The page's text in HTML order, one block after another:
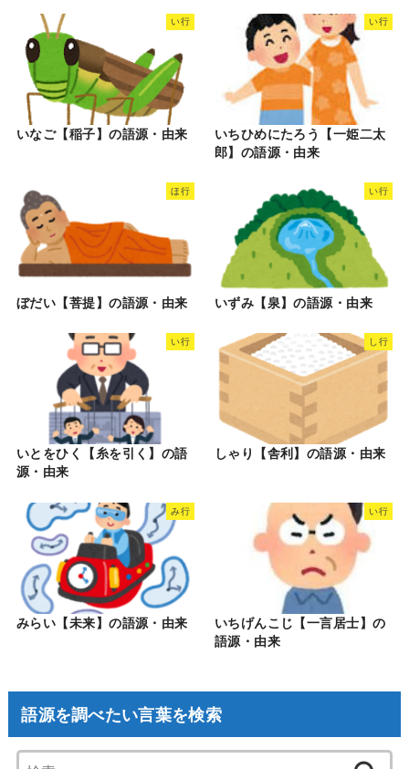
い行
いなご【稲子】の語源・由来
い行
いちひめにたろう【一姫二太
郎】の語源・由来
ほ行
ぼだい【菩提】の語源・由来
い行
いずみ【泉】の語源・由来
い行
いとをひく【糸を引く】の語
源・由来
し行
しゃり【舎利】の語源・由来
み行
みらい【未来】の語源・由来
い行
いちげんこじ【一言居士】の
語源・由来
語源を調べたい言葉を検索